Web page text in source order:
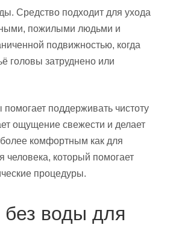
Средство подходит для ухода
пожилыми людьми и
подвижностью, когда
головы затруднено или
поддерживать чистоту
ощущение свежести и делает
комфортным как для
человека, который помогает
процедуры.
воды для